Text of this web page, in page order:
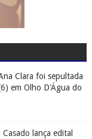
Clara foi sepultada
em Olho D'Água do
lança edital